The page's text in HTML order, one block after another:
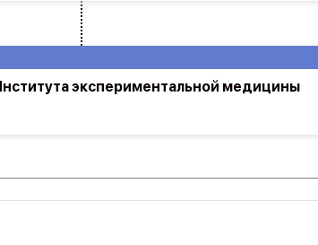
экспериментальной медицины